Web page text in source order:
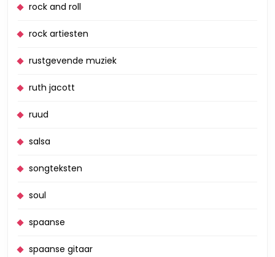
rock and roll
rock artiesten
rustgevende muziek
ruth jacott
ruud
salsa
songteksten
soul
spaanse
spaanse gitaar